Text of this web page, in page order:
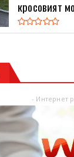
кросовият
- Интернет